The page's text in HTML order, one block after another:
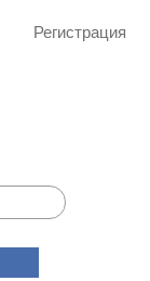
Регистрация